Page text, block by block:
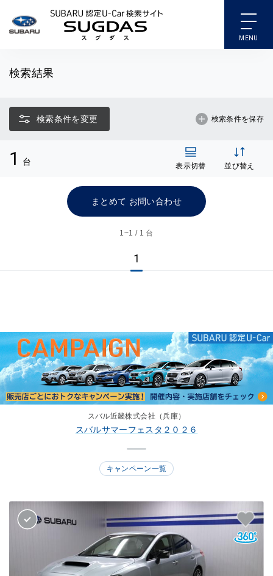
SUBARU 認定U-Car検索
検索結果
検索条件を変更 検索条件を保存
1 台 表示切替 並び替え
まとめて お問い合わせ
1~1 / 1 台
1
スバル近畿株式会社（兵庫）
スバルサマーフェスタ２０２６
キャンペーン一覧